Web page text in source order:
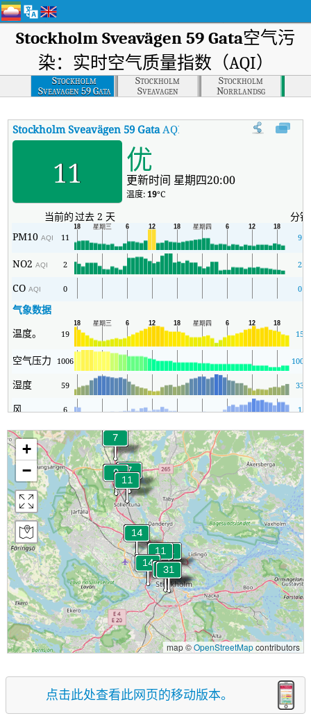
Stockholm Sveavägen 59 Gata空气污
染：实时空气质量指数（AQI）
Stockholm
Sveavagen 59 Gata
Stockholm
Sveavagen
Stockholm
Norrlandsg
Stockholm Sveavägen 59 GataAQI Stockholm Sveavägen 59
11 优
更新时间 星期四20:00
温度: 19°C
当前的过去 2 天
分钟
PM10AQI 11 9
NO2AQI 2 2
COAQI 0 0
气象数据
温度。
19 15
空气压力 1006 1005
湿度 59 33
风 6 1
+
−
map ©OpenStreetMapcontributors
点击此处查看此网页的移动版本。